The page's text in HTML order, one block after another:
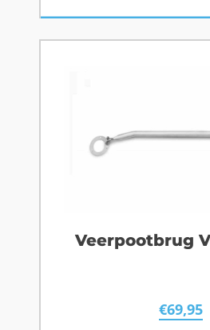
Veerpootbrug
€69,95